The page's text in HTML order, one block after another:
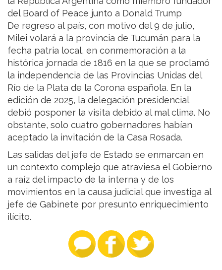
del Board of Peace junto a Donald Trump
De regreso al país, con motivo del 9 de julio,
Milei volará a la provincia de Tucumán para la
fecha patria local, en conmemoración a la
histórica jornada de 1816 en la que se proclamó
la independencia de las Provincias Unidas del
Río de la Plata de la Corona española. En la
edición de 2025, la delegación presidencial
debió posponer la visita debido al mal clima. No
obstante, solo cuatro gobernadores habían
aceptado la invitación de la Casa Rosada.
Las salidas del jefe de Estado se enmarcan en
un contexto complejo que atraviesa el Gobierno
a raíz del impacto de la interna y de los
movimientos en la causa judicial que investiga al
jefe de Gabinete por presunto enriquecimiento
ilícito.